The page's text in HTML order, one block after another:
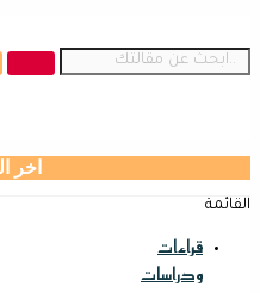
اخر
القائمة
قراءات
ودراسات